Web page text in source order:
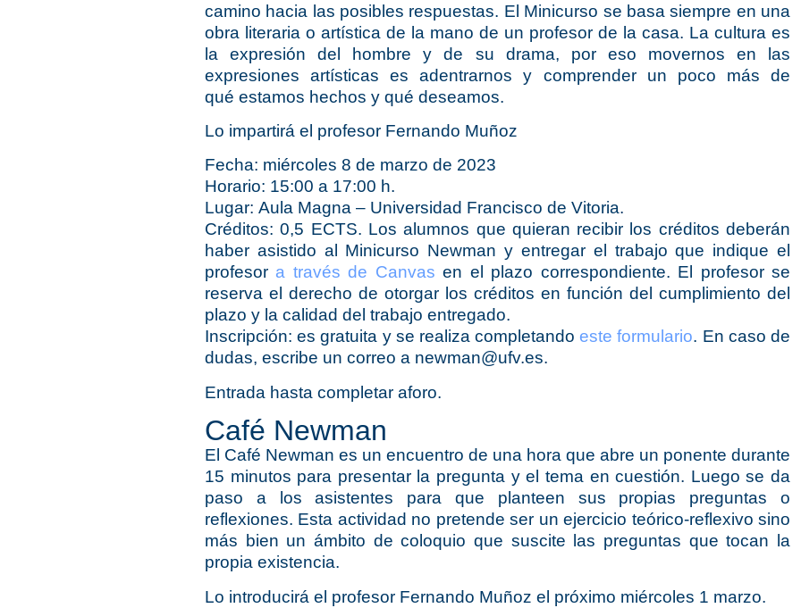
camino hacia las posibles respuestas. El Minicurso se basa siempre en una
obra literaria o artística de la mano de un profesor de la casa. La cultura es
la expresión del hombre y de su drama, por eso movernos en las
expresiones artísticas es adentrarnos y comprender un poco más de
qué estamos hechos y qué deseamos.
Lo impartirá el profesor Fernando Muñoz
Fecha: miércoles 8 de marzo de 2023
Horario: 15:00 a 17:00 h.
Lugar: Aula Magna – Universidad Francisco de Vitoria.
Créditos: 0,5 ECTS. Los alumnos que quieran recibir los créditos deberán
haber asistido al Minicurso Newman y entregar el trabajo que indique el
profesor a través de Canvas en el plazo correspondiente. El profesor se
reserva el derecho de otorgar los créditos en función del cumplimiento del
plazo y la calidad del trabajo entregado.
Inscripción: es gratuita y se realiza completandoeste formulario. En caso de
dudas, escribe un correo a newman@ufv.es.
Entrada hasta completar aforo.
Café Newman
El Café Newman es un encuentro de una hora que abre un ponente durante
15 minutos para presentar la pregunta y el tema en cuestión. Luego se da
paso a los asistentes para que planteen sus propias preguntas o
reflexiones. Esta actividad no pretende ser un ejercicio teórico-reflexivo sino
más bien un ámbito de coloquio que suscite las preguntas que tocan la
propia existencia.
Lo introducirá el profesor Fernando Muñoz el próximo miércoles 1 marzo.